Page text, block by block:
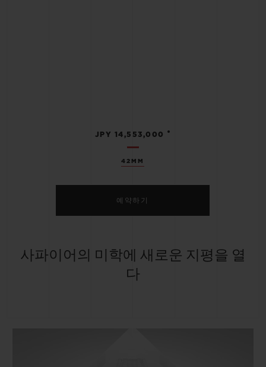
42MM
JPY 14,553,000 •
예약하기
사파이어의 미학에 새로운 지평을 열
다